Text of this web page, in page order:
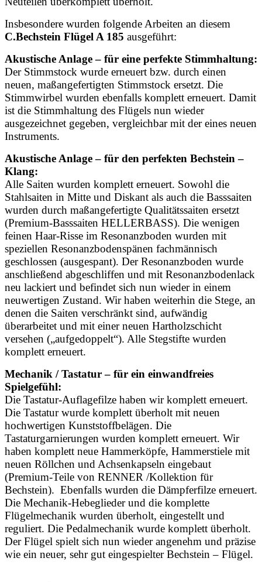
Insbesondere wurden folgende Arbeiten an diesem
C.Bechstein Flügel A 185 ausgeführt:
Akustische Anlage – für eine perfekte Stimmhaltung:
Der Stimmstock wurde erneuert bzw. durch einen
neuen, maßangefertigten Stimmstock ersetzt. Die
Stimmwirbel wurden ebenfalls komplett erneuert. Damit
ist die Stimmhaltung des Flügels nun wieder
ausgezeichnet gegeben, vergleichbar mit der eines neuen
Instruments.
Akustische Anlage – für den perfekten Bechstein –
Klang:
Alle Saiten wurden komplett erneuert. Sowohl die
Stahlsaiten in Mitte und Diskant als auch die Basssaiten
wurden durch maßangefertigte Qualitätssaiten ersetzt
(Premium-Basssaiten HELLERBASS). Die wenigen
feinen Haar-Risse im Resonanzboden wurden mit
speziellen Resonanzbodenspänen fachmännisch
geschlossen (ausgespant). Der Resonanzboden wurde
anschließend abgeschliffen und mit Resonanzbodenlack
neu lackiert und befindet sich nun wieder in einem
neuwertigen Zustand. Wir haben weiterhin die Stege, an
denen die Saiten verschränkt sind, aufwändig
überarbeitet und mit einer neuen Hartholzschicht
versehen („aufgedoppelt“). Alle Stegstifte wurden
komplett erneuert.
Mechanik / Tastatur – für ein einwandfreies
Spielgefühl:
Die Tastatur-Auflagefilze haben wir komplett erneuert.
Die Tastatur wurde komplett überholt mit neuen
hochwertigen Kunststoffbelägen. Die
Tastaturgarnierungen wurden komplett erneuert. Wir
haben komplett neue Hammerköpfe, Hammerstiele mit
neuen Röllchen und Achsenkapseln eingebaut
(Premium-Teile von RENNER /Kollektion für
Bechstein). Ebenfalls wurden die Dämpferfilze erneuert.
Die Mechanik-Hebeglieder und die komplette
Flügelmechanik wurden überholt, eingestellt und
reguliert. Die Pedalmechanik wurde komplett überholt.
Der Flügel spielt sich nun wieder angenehm und präzise
wie ein neuer, sehr gut eingespielter Bechstein – Flügel.